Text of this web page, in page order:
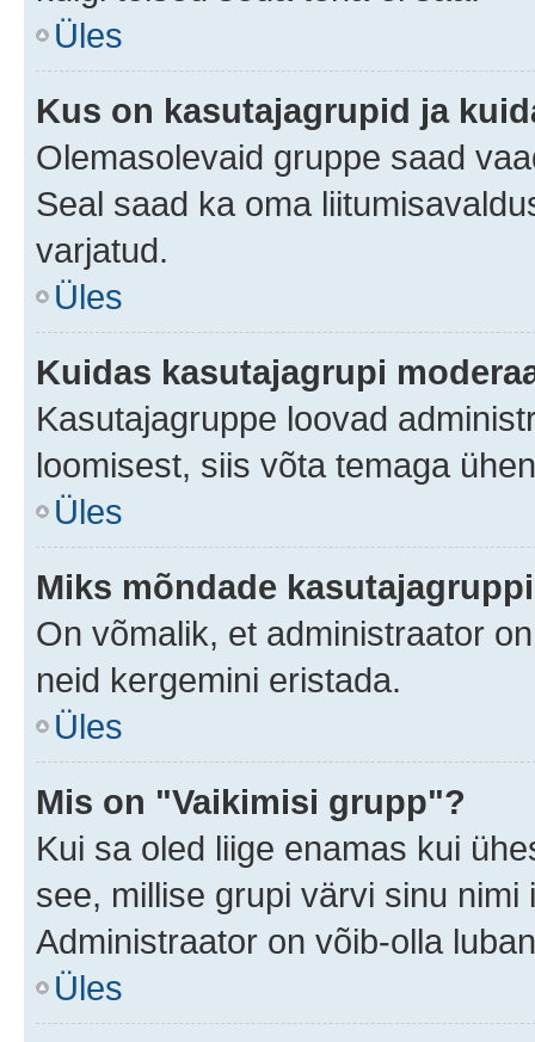
Üles
Kus on kasutajagrupid ja
Olemasolevaid gruppe saad
Seal saad ka oma
varjatud.
Üles
Kuidas kasutajagrupi
Kasutajagruppe loovad
loomisest, siis võta temaga
Üles
Miks mõndade
On võmalik, et administraator
neid kergemini eristada.
Üles
Mis on "Vaikimisi grupp"?
Kui sa oled liige enamas kui
see, millise grupi värvi sinu
Administraator on võib-olla
Üles